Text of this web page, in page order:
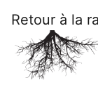
Retour à la